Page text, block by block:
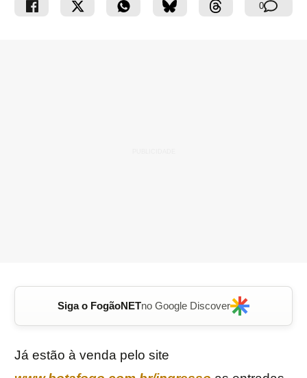
0
Siga o FogãoNETno Google Discover
Já estão à venda pelo site